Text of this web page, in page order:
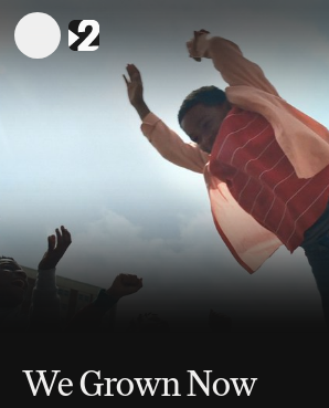
We Grown Now